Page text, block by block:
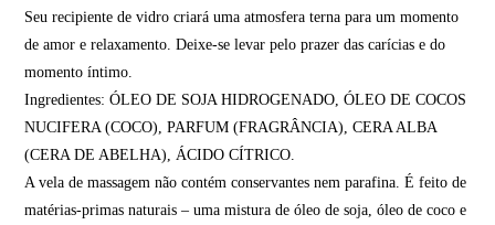
Seu recipiente de vidro criará uma atmosfera terna para um momento
de amor e relaxamento. Deixe-se levar pelo prazer das carícias e do
momento íntimo.
Ingredientes: ÓLEO DE SOJA HIDROGENADO, ÓLEO DE COCOS
NUCIFERA (COCO), PARFUM (FRAGRÂNCIA), CERA ALBA
(CERA DE ABELHA), ÁCIDO CÍTRICO.
A vela de massagem não contém conservantes nem parafina. É feito de
matérias-primas naturais – uma mistura de óleo de soja, óleo de coco e